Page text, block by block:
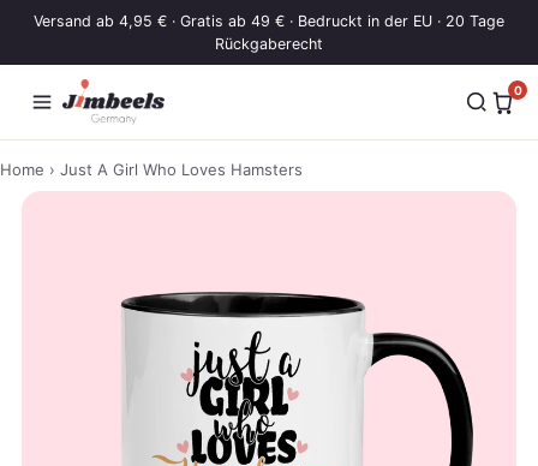
Zum Inhalt springen
Versand ab 4,95 € · Gratis ab 49 € · Bedruckt in der EU · 20 Tage
Rückgaberecht
0
Home › Just A Girl Who Loves Hamsters